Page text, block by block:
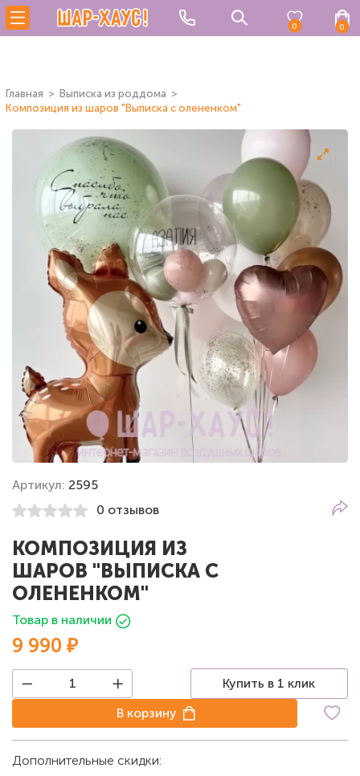
0 0
Главная
Выписка из роддома
Композиция из шаров "Выписка с олененком"
Артикул: 2595
0 отзывов
КОМПОЗИЦИЯ ИЗ
ШАРОВ "ВЫПИСКА С
ОЛЕНЕНКОМ"
Товар в наличии
9 990 ₽
Купить в 1 клик
В корзину
Дополнительные скидки: